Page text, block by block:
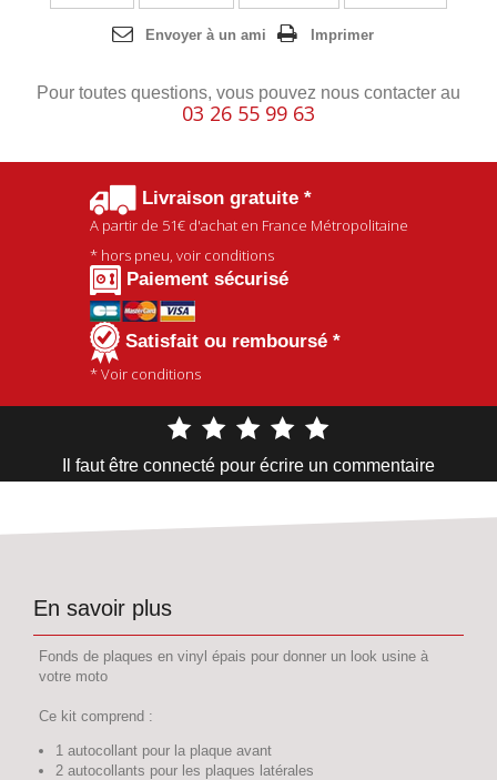
Envoyer à un ami Imprimer
Pour toutes questions, vous pouvez nous contacter au
03 26 55 99 63
Livraison gratuite *
A partir de 51€d'achat en France Métropolitaine
* hors pneu, voir conditions
Paiement sécurisé
Satisfait ou remboursé *
* Voir conditions
Il faut être connecté pour écrire un commentaire
En savoir plus
Fonds de plaques en vinyl épais pour donner un look usine à
votre moto
Ce kit comprend :
1 autocollant pour la plaque avant
2 autocollants pour les plaques latérales